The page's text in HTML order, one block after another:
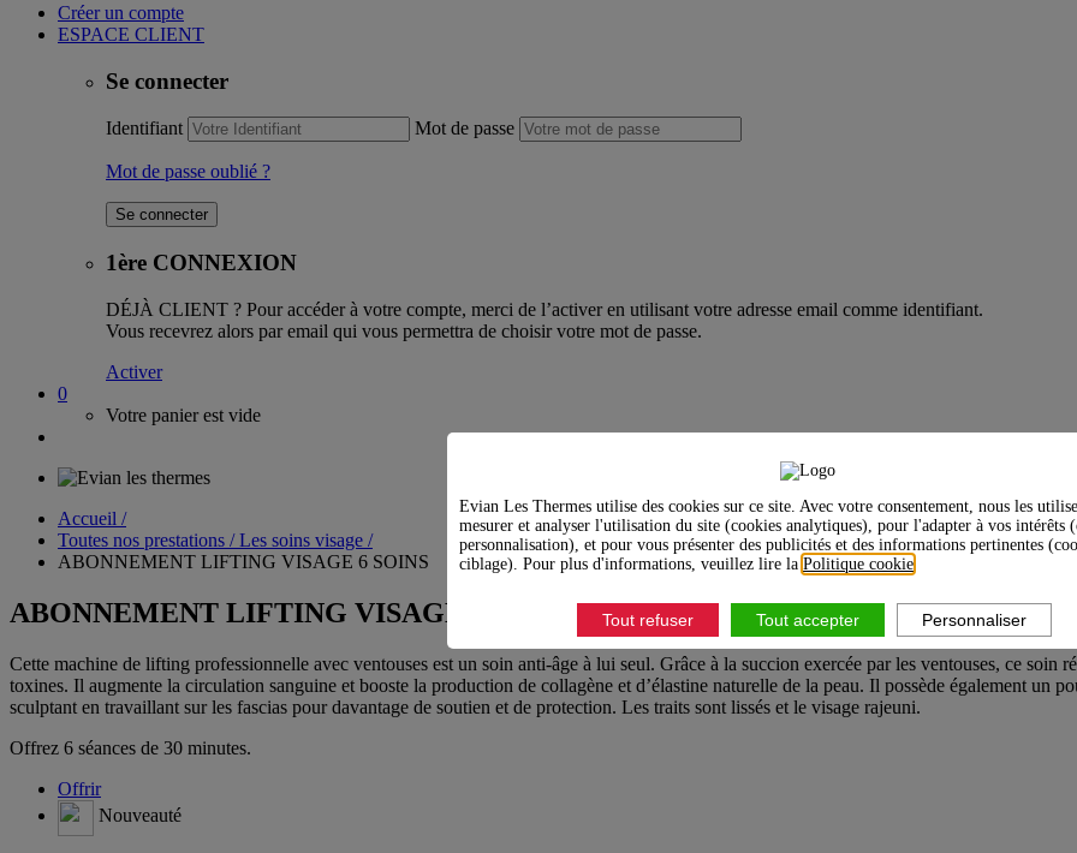
Evian Les Thermes utilise des cookies sur ce site. Avec votre consentement, nous les
mesurer et analyser l'utilisation du site (cookies analytiques), pour l'adapter à vos intérêts
personnalisation), et pour vous présenter des publicités et des informations pertinentes
ciblage). Pour plus d'informations, veuillez lire la Politique cookie
Tout refuser Tout accepter Personnaliser
Créer un compte
ESPACE CLIENT
Se connecter
Identifiant Mot de passe
Mot de passe oublié ?
1ère CONNEXION
DÉJÀ CLIENT ? Pour accéder à votre compte, merci de l’activer en utilisant votre adresse email comme identifiant.
Vous recevrez alors par email qui vous permettra de choisir votre mot de passe.
Activer
0
Votre panier est vide
Accueil /
Toutes nos prestations / Les soins visage /
ABONNEMENT LIFTING VISAGE 6 SOINS
ABONNEMENT LIFTING VISAGE 6 SOINS
Cette machine de lifting professionnelle avec ventouses est un soin anti-âge à lui seul. Grâce à la succion exercée par les ventouses, ce soin
toxines. Il augmente la circulation sanguine et booste la production de collagène et d’élastine naturelle de la peau. Il possède également un
sculptant en travaillant sur les fascias pour davantage de soutien et de protection. Les traits sont lissés et le visage rajeuni.
Offrez 6 séances de 30 minutes.
Offrir
Nouveauté